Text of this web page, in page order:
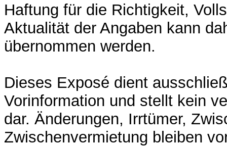
Haftung für die Richtigkeit,
Aktualität der Angaben kann
übernommen werden.
Dieses Exposé dient
Vorinformation und stellt kein
dar. Änderungen, Irrtümer,
Zwischenvermietung bleiben